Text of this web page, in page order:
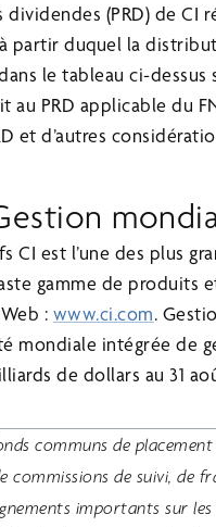
(PRD) de
partir duquel la
le tableau ci-
au PRD applicable du
et d’autres
CI est l’une des plus
gamme de
: www.ci.com.
mondiale intégrée de
de dollars au 31
communs de
commissions de suivi, de
importants sur